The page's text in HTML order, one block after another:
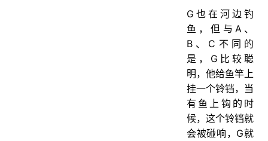
G也在河边钓
鱼，但与A、
B、C不同的
是，G比较聪
明，他给鱼竿上
挂一个铃铛，当
有鱼上钩的时
候，这个铃铛就
会被碰响，G就